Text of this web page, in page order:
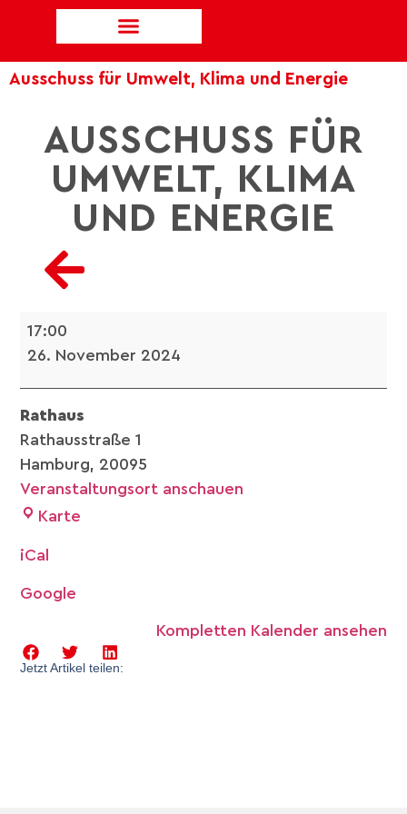
Ausschuss für Umwelt, Klima und Energie
AUSSCHUSS FÜR
UMWELT, KLIMA
UND ENERGIE
17:00
26. November 2024
Rathaus
Rathausstraße 1
Hamburg, 20095
Veranstaltungsort anschauen
Karte
iCal
Google
Kompletten Kalender ansehen
Jetzt Artikel teilen: